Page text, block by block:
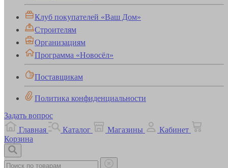
Клуб покупателей «Ваш Дом»
Строителям
Организациям
Программа «Новосёл»
Поставщикам
Политика конфиденциальности
Задать вопрос
Главная
Каталог Магазины
Кабинет
Корзина